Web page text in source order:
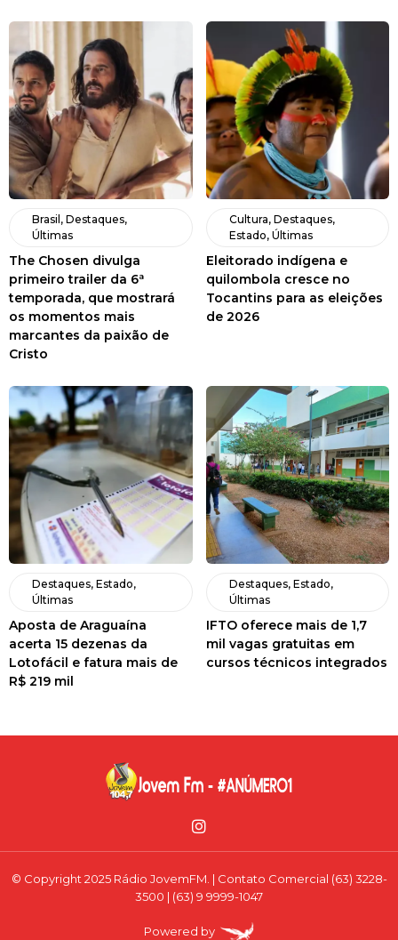
Brasil , Destaques,
Últimas
The Chosen divulga
primeiro trailer da 6ª
temporada, que mostrará
os momentos mais
marcantes da paixão de
Cristo
Cultura, Destaques,
Estado, Últimas
Eleitorado indígena e
quilombola cresce no
Tocantins para as eleições
de 2026
Destaques, Estado,
Últimas
Aposta de Araguaína
acerta 15 dezenas da
Lotofácil e fatura mais de
R$ 219 mil
Destaques, Estado,
Últimas
IFTO oferece mais de 1,7
mil vagas gratuitas em
cursos técnicos integrados
© Copyright 2025 Rádio JovemFM. | Contato Comercial (63) 3228-
3500 | (63) 9 9999-1047
Powered by